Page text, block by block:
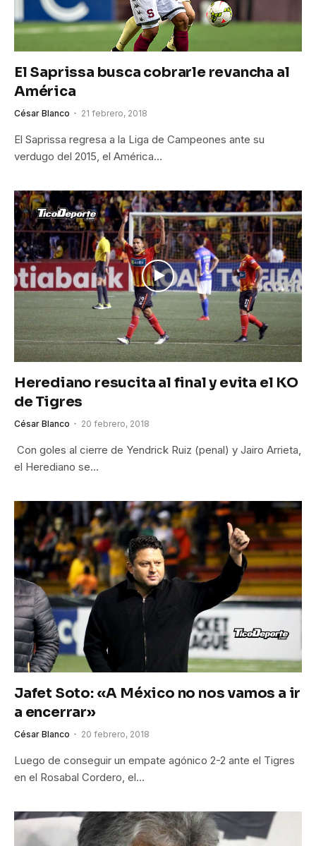
El Saprissa busca cobrarle revancha al
América
César Blanco 21 febrero, 2018
El Saprissa regresa a la Liga de Campeones ante su
verdugo del 2015, el América…
Herediano resucita al final y evita el KO
de Tigres
César Blanco 20 febrero, 2018
Con goles al cierre de Yendrick Ruiz (penal) y Jairo Arrieta,
el Herediano se…
Jafet Soto: «A México no nos vamos a ir
a encerrar»
César Blanco 20 febrero, 2018
Luego de conseguir un empate agónico 2-2 ante el Tigres
en el Rosabal Cordero, el…